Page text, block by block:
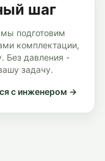
шаг
подготовим
комплектации,
Без давления -
задачу.
с инженером →